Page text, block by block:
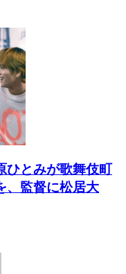
ひとみが歌舞伎町
、監督に松居大